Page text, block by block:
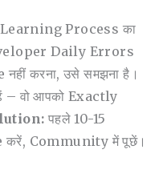
Process का
Daily Errors
करना, उसे समझना है।
वो आपको Exactly
पहले 10-15
करें, Community में पूछें।